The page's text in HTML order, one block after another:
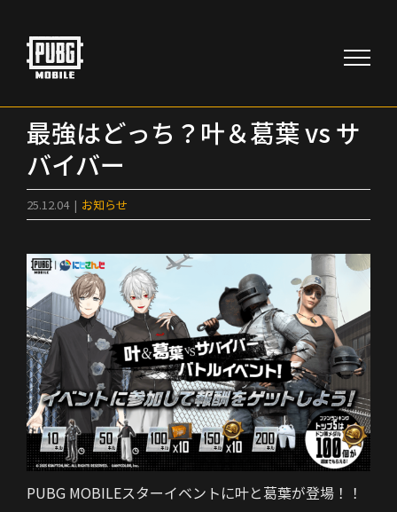
content
最強はどっち？叶＆葛葉 vs サ
バイバー
25.12.04 | お知らせ
PUBG MOBILEスターイベントに叶と葛葉が登場！！